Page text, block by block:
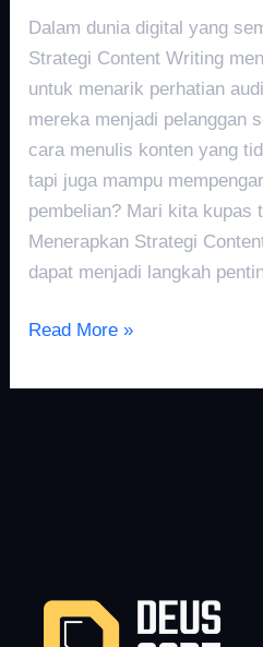
Dalam dunia digital yang
Strategi Content Writing
untuk menarik perhatian
mereka menjadi pelanggan
cara menulis konten yang
tapi juga mampu
pembelian? Mari kita kupas
Menerapkan Strategi
dapat menjadi langkah
Read More »